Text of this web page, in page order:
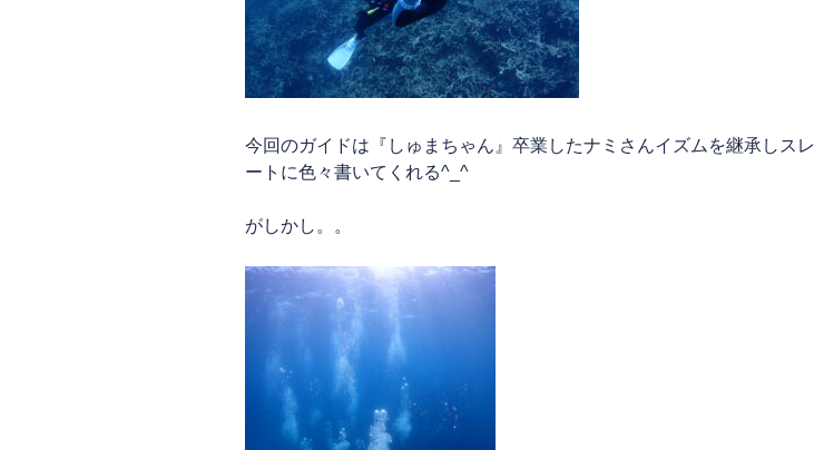
今回のガイドは『しゅまちゃん』卒業したナミさんイズムを継承しスレ
ートに色々書いてくれる^_^
がしかし。。